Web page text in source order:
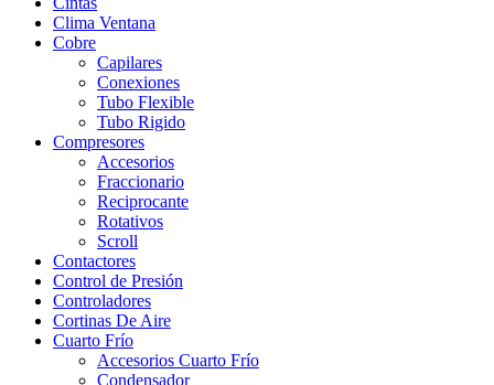
Clima Ventana
Cobre
Capilares
Conexiones
Tubo Flexible
Tubo Rigido
Compresores
Accesorios
Fraccionario
Reciprocante
Rotativos
Scroll
Contactores
Control de Presión
Controladores
Cortinas De Aire
Cuarto Frío
Accesorios Cuarto Frío
Condensador